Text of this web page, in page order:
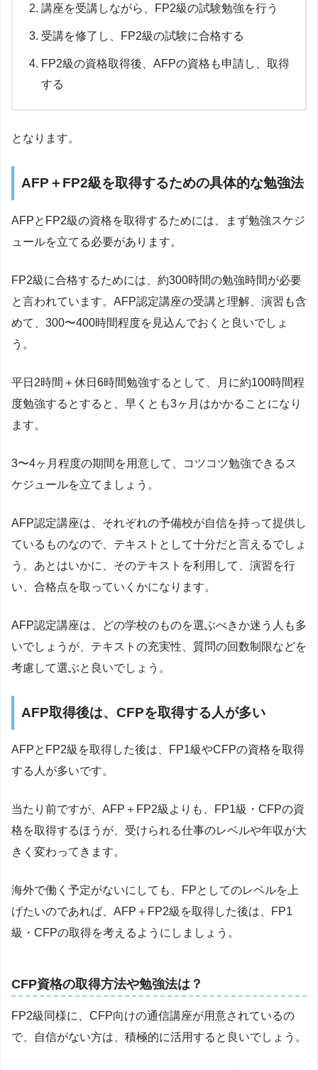
講座を受講しながら、FP2級の試験勉強を行う
受講を修了し、FP2級の試験に合格する
FP2級の資格取得後、AFPの資格も申請し、取得
する
となります。
AFP＋FP2級を取得するための具体的な勉強法
AFPとFP2級の資格を取得するためには、まず勉強スケジ
ュールを立てる必要があります。
FP2級に合格するためには、約300時間の勉強時間が必要
と言われています。AFP認定講座の受講と理解、演習も含
めて、300〜400時間程度を見込んでおくと良いでしょ
う。
平日2時間＋休日6時間勉強するとして、月に約100時間程
度勉強するとすると、早くとも3ヶ月はかかることになり
ます。
3〜4ヶ月程度の期間を用意して、コツコツ勉強できるス
ケジュールを立てましょう。
AFP認定講座は、それぞれの予備校が自信を持って提供し
ているものなので、テキストとして十分だと言えるでしょ
う。あとはいかに、そのテキストを利用して、演習を行
い、合格点を取っていくかになります。
AFP認定講座は、どの学校のものを選ぶべきか迷う人も多
いでしょうが、テキストの充実性、質問の回数制限などを
考慮して選ぶと良いでしょう。
AFP取得後は、CFPを取得する人が多い
AFPとFP2級を取得した後は、FP1級やCFPの資格を取得
する人が多いです。
当たり前ですが、AFP＋FP2級よりも、FP1級・CFPの資
格を取得するほうが、受けられる仕事のレベルや年収が大
きく変わってきます。
海外で働く予定がないにしても、FPとしてのレベルを上
げたいのであれば、AFP＋FP2級を取得した後は、FP1
級・CFPの取得を考えるようにしましょう。
CFP資格の取得方法や勉強法は？
FP2級同様に、CFP向けの通信講座が用意されているの
で、自信がない方は、積極的に活用すると良いでしょう。